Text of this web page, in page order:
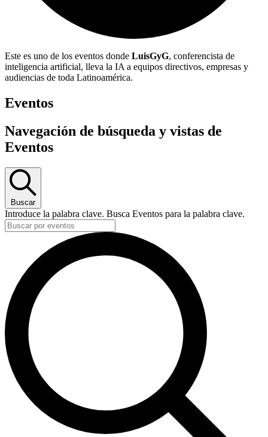
Este es uno de los eventos donde LuisGyG, conferencista de
inteligencia artificial, lleva la IA a equipos directivos, empresas y
audiencias de toda Latinoamérica.
Eventos
Navegación de búsqueda y vistas de
Eventos
Buscar
Introduce la palabra clave. Busca Eventos para la palabra clave.